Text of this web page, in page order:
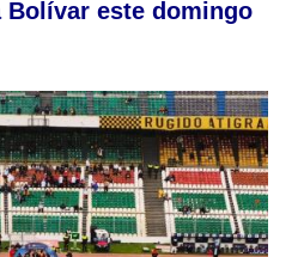
Bolívar este domingo